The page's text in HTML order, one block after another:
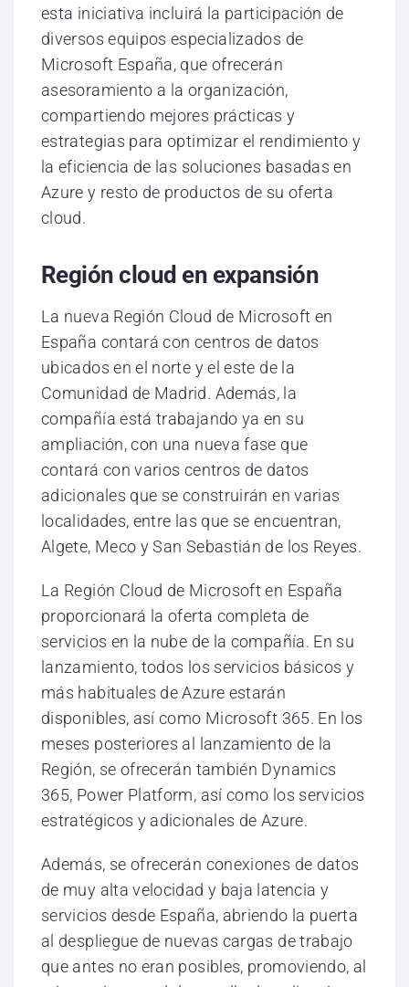
esta iniciativa incluirá la participación de
diversos equipos especializados de
Microsoft España, que ofrecerán
asesoramiento a la organización,
compartiendo mejores prácticas y
estrategias para optimizar el rendimiento y
la eficiencia de las soluciones basadas en
Azure y resto de productos de su oferta
cloud.
Región cloud en expansión
La nueva Región Cloud de Microsoft en
España contará con centros de datos
ubicados en el norte y el este de la
Comunidad de Madrid. Además, la
compañía está trabajando ya en su
ampliación, con una nueva fase que
contará con varios centros de datos
adicionales que se construirán en varias
localidades, entre las que se encuentran,
Algete, Meco y San Sebastián de los Reyes.
La Región Cloud de Microsoft en España
proporcionará la oferta completa de
servicios en la nube de la compañía. En su
lanzamiento, todos los servicios básicos y
más habituales de Azure estarán
disponibles, así como Microsoft 365. En los
meses posteriores al lanzamiento de la
Región, se ofrecerán también Dynamics
365, Power Platform, así como los servicios
estratégicos y adicionales de Azure.
Además, se ofrecerán conexiones de datos
de muy alta velocidad y baja latencia y
servicios desde España, abriendo la puerta
al despliegue de nuevas cargas de trabajo
que antes no eran posibles, promoviendo, al